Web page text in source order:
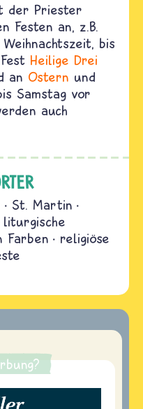
der Priester
Festen an, z.B.
bis
Heilige Drei
an Ostern und
Samstag vor
auch
St. Martin
liturgische
Farben
religiöse